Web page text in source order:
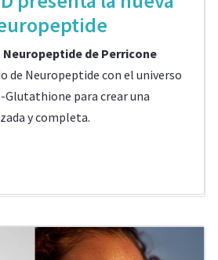
de Perricone
de Neuropeptide con el universo
Glutathione para crear una
y completa.